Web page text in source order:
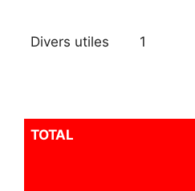
Divers utiles 1
TOTAL